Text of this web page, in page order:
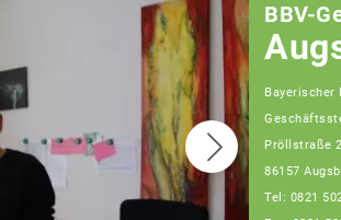
BBV-
Bayerischer
Pröllstraße
86157
Tel: 0821